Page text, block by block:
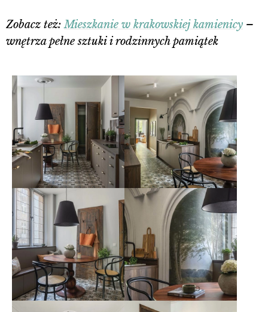
Zobacz też:Mieszkanie w krakowskiej kamienicy –
wnętrza pełne sztuki i rodzinnych pamiątek